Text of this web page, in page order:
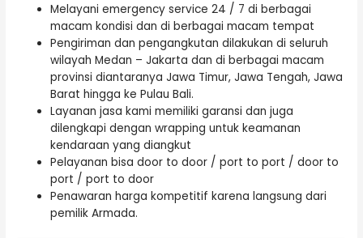
Melayani emergency service 24 / 7 di berbagai
macam kondisi dan di berbagai macam tempat
Pengiriman dan pengangkutan dilakukan di seluruh
wilayah Medan – Jakarta dan di berbagai macam
provinsi diantaranya Jawa Timur, Jawa Tengah, Jawa
Barat hingga ke Pulau Bali.
Layanan jasa kami memiliki garansi dan juga
dilengkapi dengan wrapping untuk keamanan
kendaraan yang diangkut
Pelayanan bisa door to door / port to port / door to
port / port to door
Penawaran harga kompetitif karena langsung dari
pemilik Armada.